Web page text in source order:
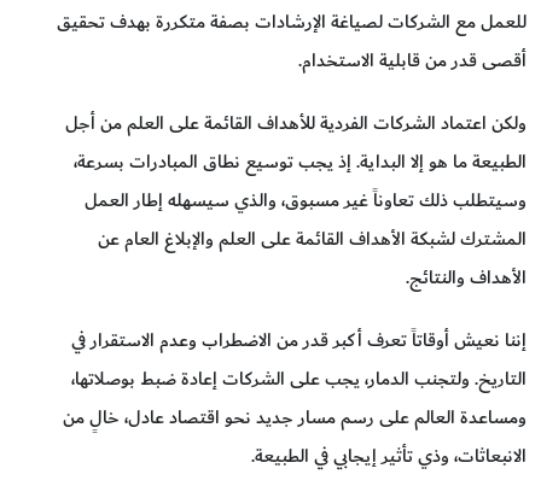
للعمل مع الشركات لصياغة الإرشادات بصفة متكررة بهدف تحقيق
أقصى قدر من قابلية الاستخدام.
ولكن اعتماد الشركات الفردية للأهداف القائمة على العلم من أجل
الطبيعة ما هو إلا البداية. إذ يجب توسيع نطاق المبادرات بسرعة،
وسيتطلب ذلك تعاوناً غير مسبوق، والذي سيسهله إطار العمل
المشترك لشبكة الأهداف القائمة على العلم والإبلاغ العام عن
الأهداف والنتائج.
إننا نعيش أوقاتاً تعرف أكبر قدر من الاضطراب وعدم الاستقرار في
التاريخ. ولتجنب الدمار، يجب على الشركات إعادة ضبط بوصلاتها،
ومساعدة العالم على رسم مسار جديد نحو اقتصاد عادل، خالٍ من
الانبعاثات، وذي تأثير إيجابي في الطبيعة.